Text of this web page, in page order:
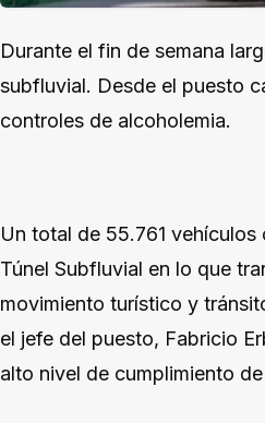
Durante el fin de semana
subfluvial. Desde el puesto
controles de alcoholemia.
Un total de 55.761
Túnel Subfluvial en lo que
movimiento turístico y
el jefe del puesto, Fabricio
alto nivel de cumplimiento